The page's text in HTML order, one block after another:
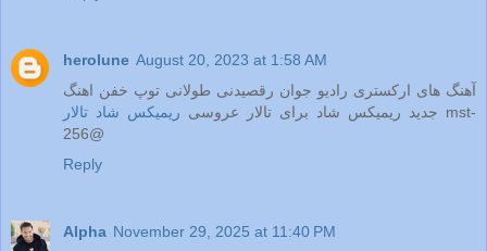
herolune August 20, 2023 at 1:58 AM
آهنگ های ارکستری رادیو جوان رقصیدنی طولانی توپ خفن اهنگ
جدید ریمیکس شاد برای تالار عروسی ریمیکس شاد تالار
mst-
256@
Reply
Alpha November 29, 2025 at 11:40 PM